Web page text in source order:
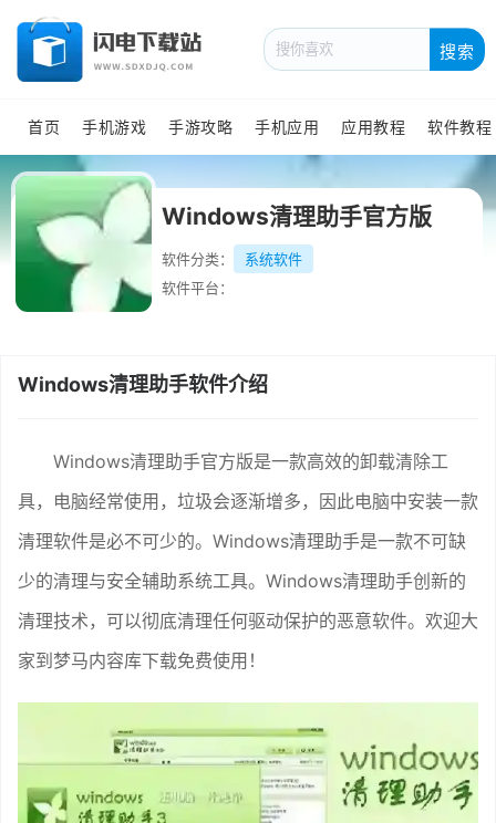
搜索
首页 手机游戏 手游攻略 手机应用 应用教程 软件教程
Windows清理助手官方版
软件分类：
系统软件
软件平台：
Windows清理助手软件介绍
Windows清理助手官方版是一款高效的卸载清除工
具，电脑经常使用，垃圾会逐渐增多，因此电脑中安装一款
清理软件是必不可少的。Windows清理助手是一款不可缺
少的清理与安全辅助系统工具。Windows清理助手创新的
清理技术，可以彻底清理任何驱动保护的恶意软件。欢迎大
家到梦马内容库下载免费使用！